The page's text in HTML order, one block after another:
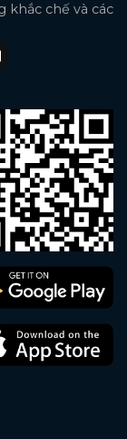
khắc chế và các